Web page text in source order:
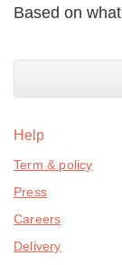
Based on
Help
Term & policy
Press
Careers
Delivery